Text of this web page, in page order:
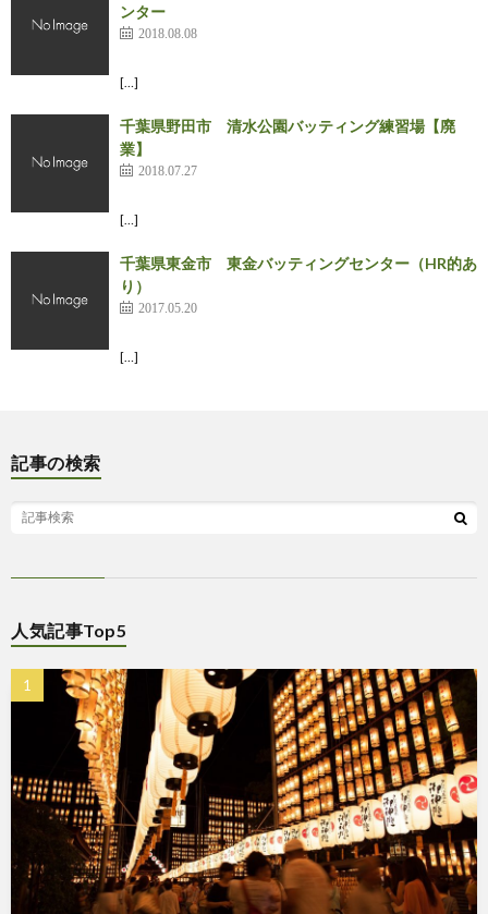
ンター
2018.08.08
[…]
千葉県野田市 清水公園バッティング練習場【廃
業】
2018.07.27
[…]
千葉県東金市 東金バッティングセンター（HR的あ
り）
2017.05.20
[…]
記事の検索
人気記事Top5